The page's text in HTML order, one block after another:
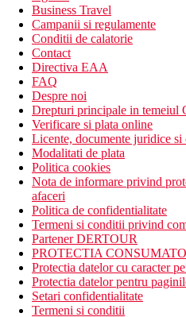
Business Travel
Campanii si regulamente
Conditii de calatorie
Contact
Directiva EAA
FAQ
Despre noi
Drepturi principale in temeiul
Verificare si plata online
Licente, documente juridice
Modalitati de plata
Politica cookies
Nota de informare privind
afaceri
Politica de confidentialitate
Termeni si conditii privind
Partener DERTOUR
PROTECTIA
Protectia datelor cu caracter
Protectia datelor pentru
Setari confidentialitate
Termeni si conditii